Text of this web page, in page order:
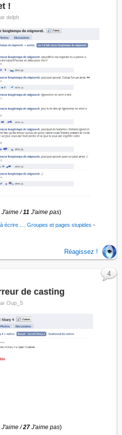
!
delph
J'aime /11 J'aime pas)
écrire ... ,Groupes et pages stupides •
Réagissez !
de casting
Oup_S
J'aime /27 J'aime pas)
4